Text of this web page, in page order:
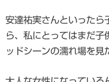
安達祐実さんといったら
ら、私にとってはまだ子
ッドシーンの濡れ場を見